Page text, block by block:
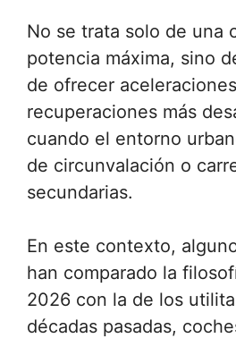
No se trata solo de una
potencia máxima, sino
de ofrecer
recuperaciones más
cuando el entorno
de circunvalación o
secundarias.
En este contexto,
han comparado la
2026 con la de los
décadas pasadas,